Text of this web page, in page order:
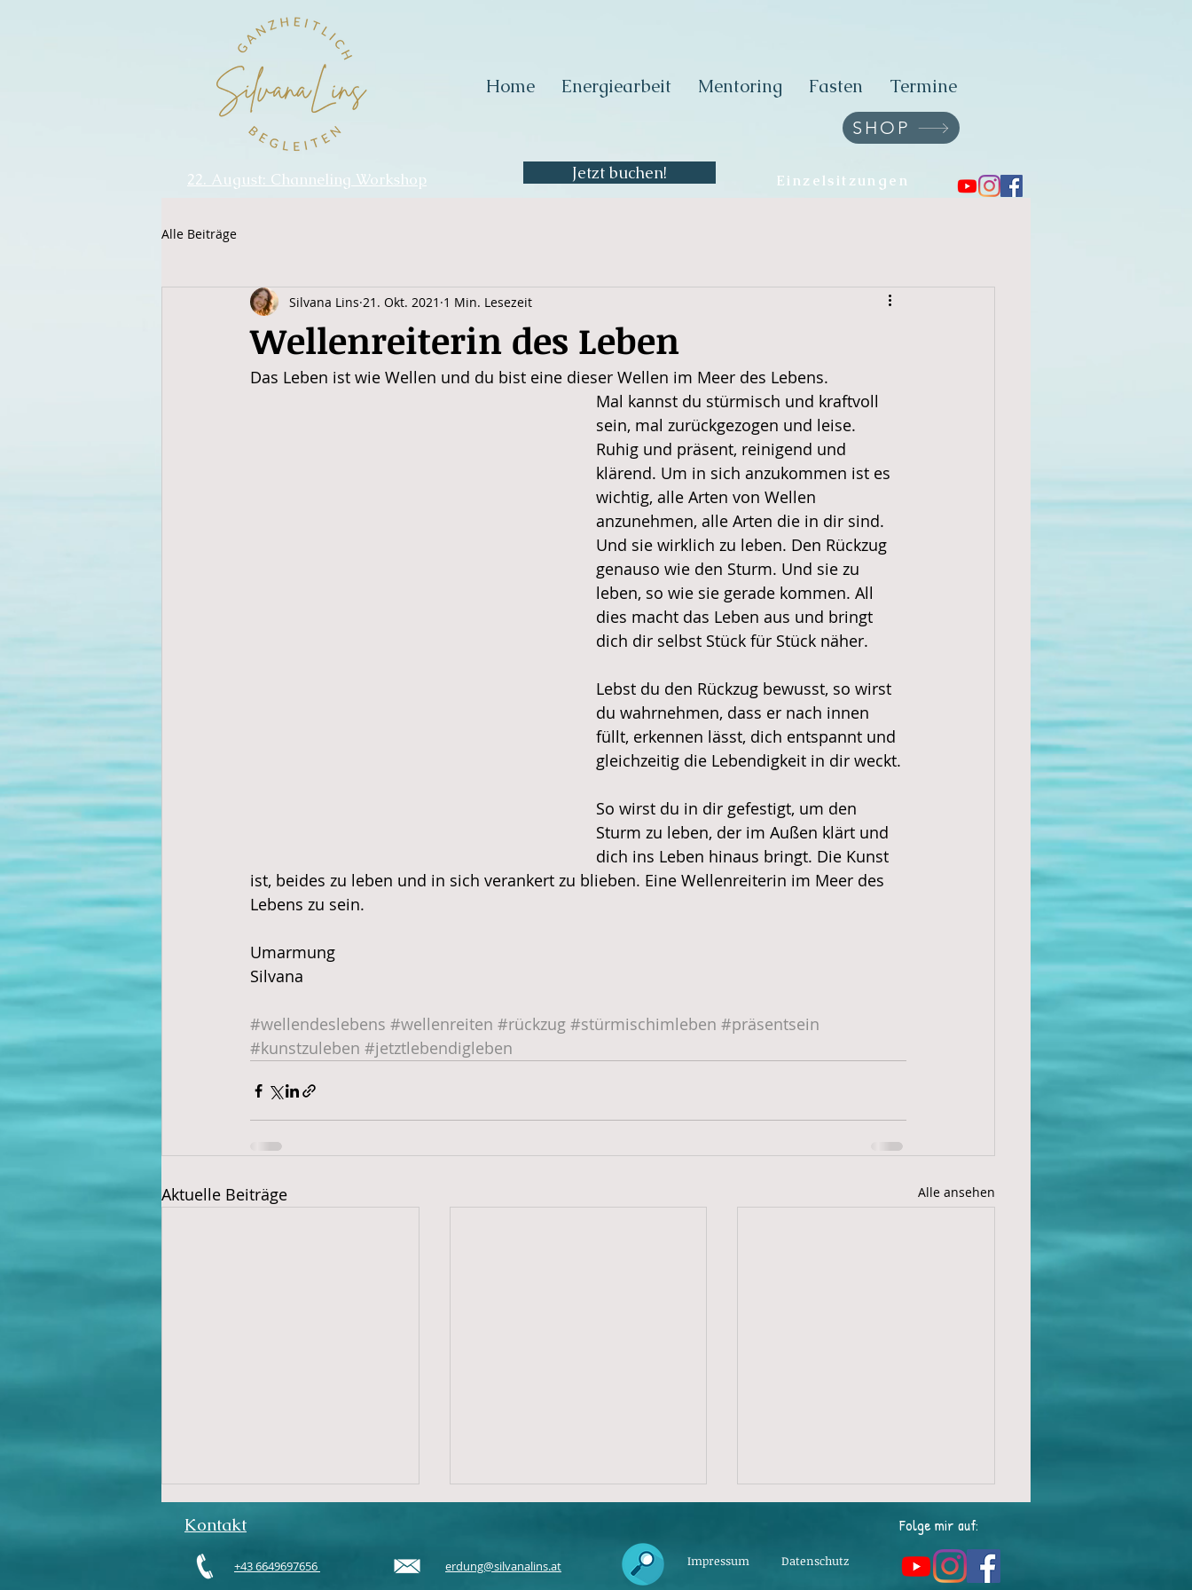
Home Energiearbeit Mentoring Fasten Termine
SHOP
22. August: Channeling Workshop Jetzt buchen!
Alle Beiträge
Wellenreiterin des Leben
Silvana Lins 21. Okt. 2021 1 Min. Lesezeit
Das Leben ist wie Wellen und du bist eine dieser Wellen im Meer des Lebens.
Mal kannst du stürmisch und kraftvoll
sein, mal zurückgezogen und leise.
Ruhig und präsent, reinigend und
klärend. Um in sich anzukommen ist es
wichtig, alle Arten von Wellen
anzunehmen, alle Arten die in dir sind.
Und sie wirklich zu leben. Den Rückzug
genauso wie den Sturm. Und sie zu
leben, so wie sie gerade kommen. All
dies macht das Leben aus und bringt
dich dir selbst Stück für Stück näher.
Lebst du den Rückzug bewusst, so wirst
du wahrnehmen, dass er nach innen
füllt, erkennen lässt, dich entspannt und
gleichzeitig die Lebendigkeit in dir weckt.
So wirst du in dir gefestigt, um den
Sturm zu leben, der im Außen klärt und
dich ins Leben hinaus bringt. Die Kunst
ist, beides zu leben und in sich verankert zu blieben. Eine Wellenreiterin im Meer des
Lebens zu sein.
Umarmung
Silvana
#wellendeslebens #wellenreiten #rückzug #stürmischimleben #präsentsein
#kunstzuleben #jetztlebendigleben
Aktuelle Beiträge Alle ansehen
Einzelsitzungen
Kontakt
+43 6649697656 erdung@silvanalins.at Impressum Datenschutz
Folge mir auf: